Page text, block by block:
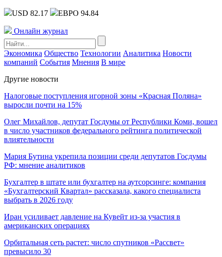
USD 82.17 ЕВРО 94.84
Онлайн журнал
Экономика Общество Технологии Аналитика Новости
компаний События Мнения В мире
Другие новости
Налоговые поступления игорной зоны «Красная Поляна»
выросли почти на 15%
Олег Михайлов, депутат Госдумы от Республики Коми, вошел
в число участников федерального рейтинга политической
влиятельности
Мария Бутина укрепила позиции среди депутатов Госдумы
РФ: мнение аналитиков
Бухгалтер в штате или бухгалтер на аутсорсинге: компания
«Бухгалтерский Квартал» рассказала, какого специалиста
выбрать в 2026 году
Иран усиливает давление на Кувейт из-за участия в
американских операциях
Орбитальная сеть растет: число спутников «Рассвет»
превысило 30